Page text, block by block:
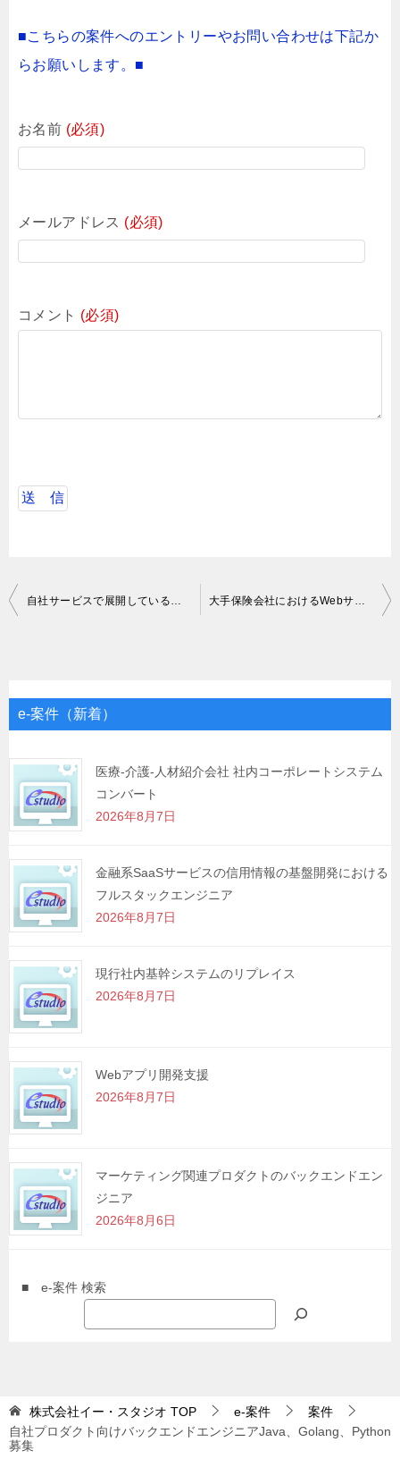
■こちらの案件へのエントリーやお問い合わせは下記か
らお願いします。■
お名前 (必須)
メールアドレス (必須)
コメント (必須)
投
ゲ
シ
ョ
ン
自社サービスで展開しているマッチングサービスiOS 大手保険会社におけるWebサービスのリードエンジニア
e-案件（新着）
医療-介護-人材紹介会社 社内コーポレートシステム
コンバート
2026年8月7日
金融系SaaSサービスの信用情報の基盤開発における
フルスタックエンジニア
2026年8月7日
現行社内基幹システムのリプレイス
2026年8月7日
Webアプリ開発支援
2026年8月7日
マーケティング関連プロダクトのバックエンドエン
ジニア
2026年8月6日
■ e-案件 検索
株式会社イー・スタジオ TOP e-案件
案件
自社プロダクト向けバックエンドエンジニアJava、Golang、Python
募集